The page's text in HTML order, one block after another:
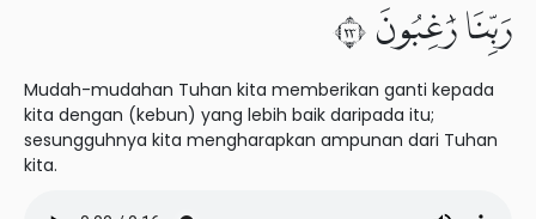
رَبِّنَا رَٰغِبُونَ ٣٢
Mudah-mudahan Tuhan kita memberikan ganti kepada
kita dengan (kebun) yang lebih baik daripada itu;
sesungguhnya kita mengharapkan ampunan dari Tuhan
kita.